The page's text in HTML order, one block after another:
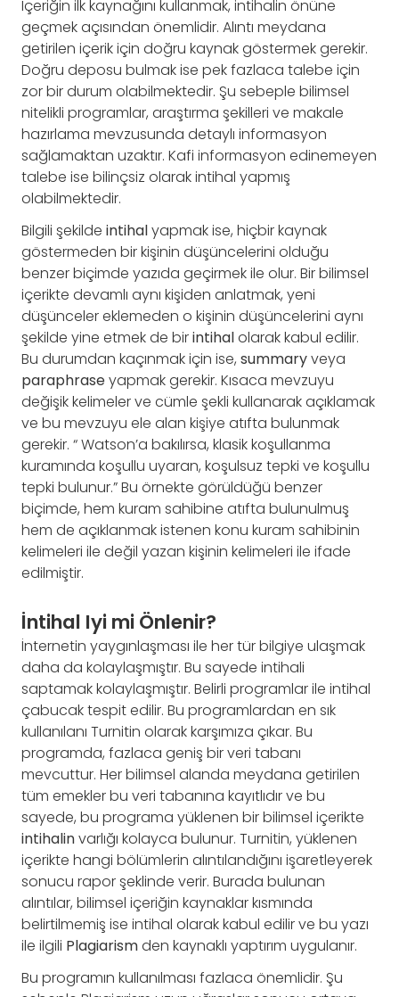
İçeriğin ilk kaynağını kullanmak, intihalin önüne
geçmek açısından önemlidir. Alıntı meydana
getirilen içerik için doğru kaynak göstermek gerekir.
Doğru deposu bulmak ise pek fazlaca talebe için
zor bir durum olabilmektedir. Şu sebeple bilimsel
nitelikli programlar, araştırma şekilleri ve makale
hazırlama mevzusunda detaylı informasyon
sağlamaktan uzaktır. Kafi informasyon edinemeyen
talebe ise bilinçsiz olarak intihal yapmış
olabilmektedir.
Bilgili şekilde intihalyapmak ise, hiçbir kaynak
göstermeden bir kişinin düşüncelerini olduğu
benzer biçimde yazıda geçirmek ile olur. Bir bilimsel
içerikte devamlı aynı kişiden anlatmak, yeni
düşünceler eklemeden o kişinin düşüncelerini aynı
şekilde yine etmek de birintihalolarak kabul edilir.
Bu durumdan kaçınmak için ise, summaryveya
paraphraseyapmak gerekir. Kısaca mevzuyu
değişik kelimeler ve cümle şekli kullanarak açıklamak
ve bu mevzuyu ele alan kişiye atıfta bulunmak
gerekir. “ Watson’a bakılırsa, klasik koşullanma
kuramında koşullu uyaran, koşulsuz tepki ve koşullu
tepki bulunur.” Bu örnekte görüldüğü benzer
biçimde, hem kuram sahibine atıfta bulunulmuş
hem de açıklanmak istenen konu kuram sahibinin
kelimeleri ile değil yazan kişinin kelimeleri ile ifade
edilmiştir.
İntihal Iyi mi Önlenir?
İnternetin yaygınlaşması ile her tür bilgiye ulaşmak
daha da kolaylaşmıştır. Bu sayede intihali
saptamak kolaylaşmıştır. Belirli programlar ile intihal
çabucak tespit edilir. Bu programlardan en sık
kullanılanı Turnitin olarak karşımıza çıkar. Bu
programda, fazlaca geniş bir veri tabanı
mevcuttur. Her bilimsel alanda meydana getirilen
tüm emekler bu veri tabanına kayıtlıdır ve bu
sayede, bu programa yüklenen bir bilimsel içerikte
intihalinvarlığı kolayca bulunur. Turnitin, yüklenen
içerikte hangi bölümlerin alıntılandığını işaretleyerek
sonucu rapor şeklinde verir. Burada bulunan
alıntılar, bilimsel içeriğin kaynaklar kısmında
belirtilmemiş ise intihal olarak kabul edilir ve bu yazı
ile ilgili Plagiarismden kaynaklı yaptırım uygulanır.
Bu programın kullanılması fazlaca önemlidir. Şu